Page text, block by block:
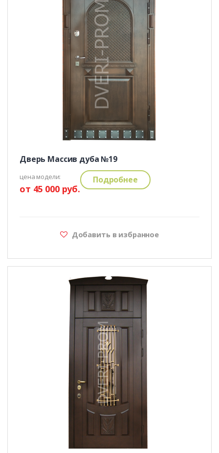
Дверь Массив дуба №19
цена модели:
от 45 000 руб.
Подробнее
Добавить в избранное